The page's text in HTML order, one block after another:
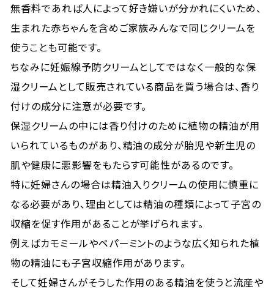
無香料であれば人によって好き嫌いが分かれにくいため、
生まれた赤ちゃんを含めご家族みんなで同じクリームを
使うことも可能です。
ちなみに妊娠線予防クリームとしてではなく一般的な保
湿クリームとして販売されている商品を買う場合は、香り
付けの成分に注意が必要です。
保湿クリームの中には香り付けのために植物の精油が用
いられているものがあり、精油の成分が胎児や新生児の
肌や健康に悪影響をもたらす可能性があるのです。
特に妊婦さんの場合は精油入りクリームの使用に慎重に
なる必要があり、理由としては精油の種類によって子宮の
収縮を促す作用があることが挙げられます。
例えばカモミールやペパーミントのような広く知られた植
物の精油にも子宮収縮作用があります。
そして妊婦さんがそうした作用のある精油を使うと流産や